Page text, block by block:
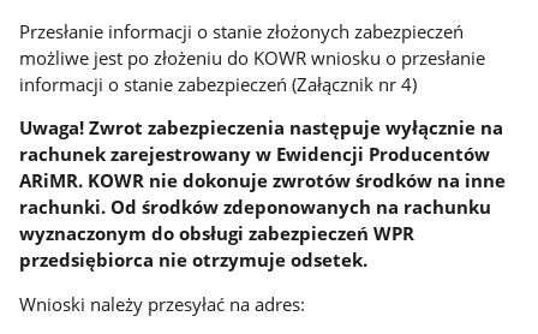
Przesłanie informacji o stanie złożonych zabezpieczeń
możliwe jest po złożeniu do KOWR wniosku o przesłanie
informacji o stanie zabezpieczeń (Załącznik nr 4)
Uwaga! Zwrot zabezpieczenia następuje wyłącznie na
rachunek zarejestrowany w Ewidencji Producentów
ARiMR. KOWR nie dokonuje zwrotów środków na inne
rachunki. Od środków zdeponowanych na rachunku
wyznaczonym do obsługi zabezpieczeń WPR
przedsiębiorca nie otrzymuje odsetek.
Wnioski należy przesyłać na adres: